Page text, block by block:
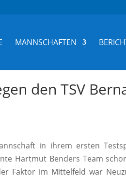
MANNSCHAFTEN
den TSV
in ihrem ersten
Hartmut Benders Team
Faktor im Mittelfeld war